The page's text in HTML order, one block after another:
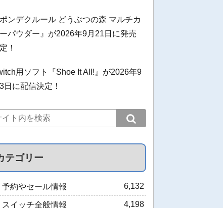
ポンデクルール どうぶつの森 マルチカ
パウダー』が2026年9月21日に発売
！
用ソフト『Shoe It All!』が2026年9
日に配信決定！
テゴリー
予約やセール情報 6,132
スイッチ全般情報 4,198